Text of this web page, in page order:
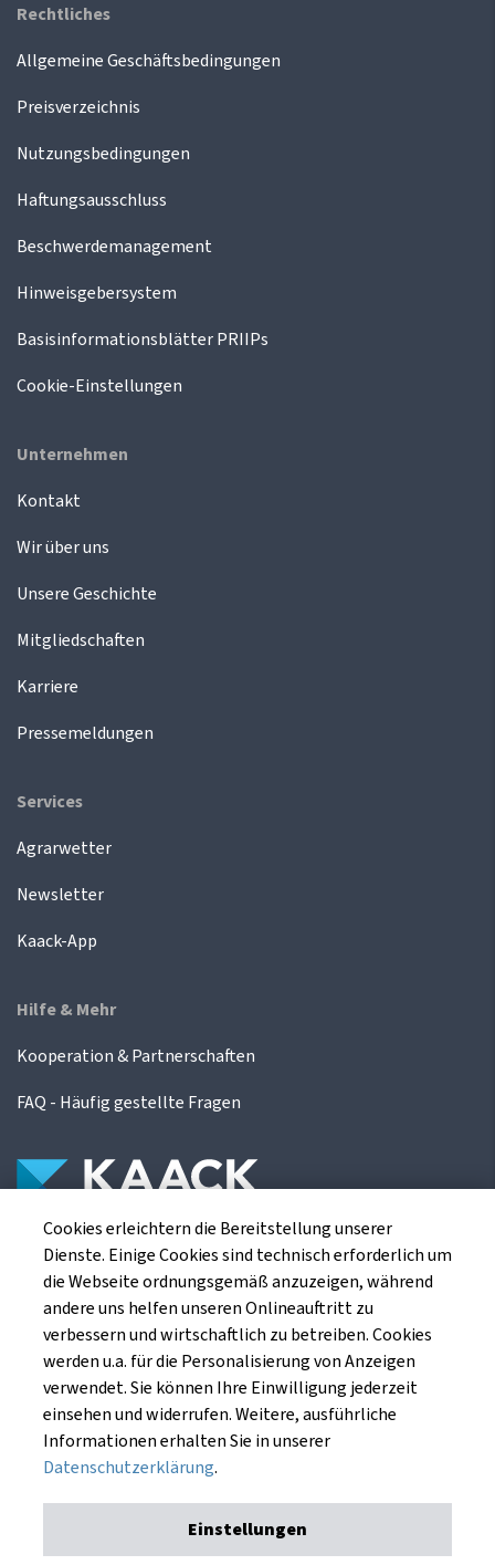
Rechtliches
Allgemeine Geschäftsbedingungen
Preisverzeichnis
Nutzungsbedingungen
Haftungsausschluss
Beschwerdemanagement
Hinweisgebersystem
Basisinformationsblätter PRIIPs
Cookie-Einstellungen
Unternehmen
Kontakt
Wir über uns
Unsere Geschichte
Mitgliedschaften
Karriere
Pressemeldungen
Services
Agrarwetter
Newsletter
Kaack-App
Hilfe & Mehr
Kooperation & Partnerschaften
FAQ - Häufig gestellte Fragen
Die Kaack Terminhandel GmbH ist ein
Finanzdienstleistungsinstitut für die europäischen
Agrarterminbörsen.
Kaack Terminhandel GmbH
Am Markt 8
49661 Cloppenburg
Datenschutzerklärung
Cookies erleichtern die Bereitstellung unserer
Dienste. Einige Cookies sind technisch erforderlich um
die Webseite ordnungsgemäß anzuzeigen, während
andere uns helfen unseren Onlineauftritt zu
verbessern und wirtschaftlich zu betreiben. Cookies
werden u.a. für die Personalisierung von Anzeigen
verwendet. Sie können Ihre Einwilligung jederzeit
einsehen und widerrufen. Weitere, ausführliche
Informationen erhalten Sie in unserer
Datenschutzerklärung.
Einstellungen